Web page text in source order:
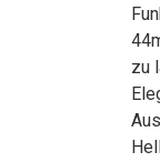
zu